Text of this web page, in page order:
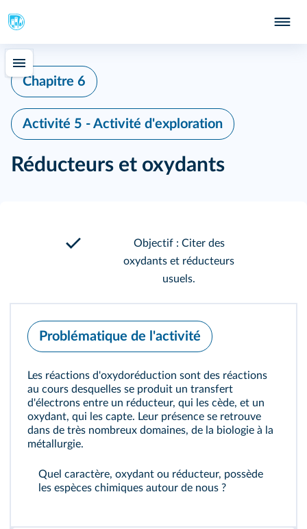
Chapitre 6
Activité 5 - Activité d'exploration
Réducteurs et oxydants
Objectif : Citer des
oxydants et réducteurs
usuels.
Problématique de l'activité
Les réactions d'oxydoréduction sont des réactions
au cours desquelles se produit un transfert
d'électrons entre un réducteur, qui les cède, et un
oxydant, qui les capte. Leur présence se retrouve
dans de très nombreux domaines, de la biologie à la
métallurgie.
Quel caractère, oxydant ou réducteur, possède
les espèces chimiques autour de nous ?